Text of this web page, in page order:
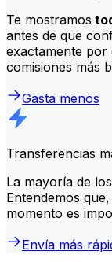
Te mostramos
antes de que
exactamente por
comisiones más
Gasta menos
Transferencias
La mayoría de
Entendemos
momento es
Envía más